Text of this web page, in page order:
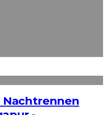
Nachtrennen